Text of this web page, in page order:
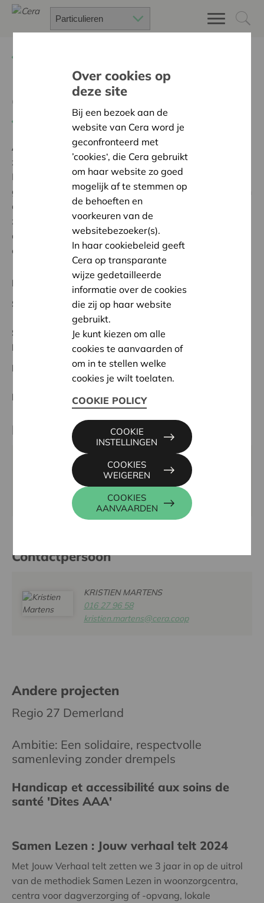
Groei-hangaar
Terug naar overzicht
Ambitie:
Een solidaire, respectvolle samenleving
zonder drempels
De Groei-Hangaar vzw maakte het, mede dankzij de
gift van Cera, mogelijk om van de schuur een veilige en
aangename plek te maken voor kinderen met extra
zorgnoden. Eveneens werd gedacht aan de
duurzaamheid en het milieu door het installeren van
een composttoilet.
Regionaal Project
Startdatum:
05/02/2026
Status:
Volledig
Demerland
Datum:
05/02/2026
Beslissing: Goedgekeurd
Partner
De Groei-Hangaar vzw, Nobelstraat 147, 3128
degroeihangaar@gmail.com
Contactpersoon
KRISTIEN MARTENS
016 27 96 58
kristien.martens@cera.coop
Andere projecten
Regio 27 Demerland
Ambitie: Een solidaire, respectvolle
samenleving zonder drempels
Handicap et accessibilité aux soins de
santé 'Dites AAA'
Samen Lezen : Jouw verhaal telt 2024
Met Jouw Verhaal telt zetten we 3 jaar in op de uitrol
van de methodiek Samen Lezen in woonzorgcentra,
centra voor dagverzorging of -opvang, lokale
Over cookies op
deze site
Bij een bezoek aan de
website van Cera word je
geconfronteerd met
’cookies‘, die Cera gebruikt
om haar website zo goed
mogelijk af te stemmen op
de behoeften en
voorkeuren van de
websitebezoeker(s).
In haar cookiebeleid geeft
Cera op transparante
wijze gedetailleerde
informatie over de cookies
die zij op haar website
gebruikt.
Je kunt kiezen om alle
cookies te aanvaarden of
om in te stellen welke
cookies je wilt toelaten.
COOKIE POLICY
COOKIES
AANVAARDEN
COOKIES
WEIGEREN
COOKIE
INSTELLINGEN